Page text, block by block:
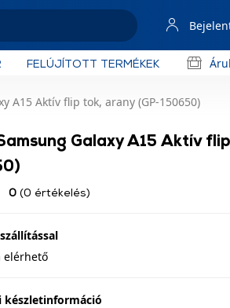
FELÚJÍTOTT TERMÉKEK
A15 Aktív flip tok, arany (GP-150650)
Galaxy A15 Aktív
0 (0 értékelés)
elérhető
készletinformáció